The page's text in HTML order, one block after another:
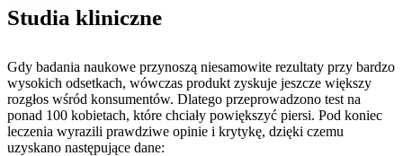
Studia kliniczne
Gdy badania naukowe przynoszą niesamowite rezultaty przy bardzo
wysokich odsetkach, wówczas produkt zyskuje jeszcze większy
rozgłos wśród konsumentów. Dlatego przeprowadzono test na
ponad 100 kobietach, które chciały powiększyć piersi. Pod koniec
leczenia wyrazili prawdziwe opinie i krytykę, dzięki czemu
uzyskano następujące dane: